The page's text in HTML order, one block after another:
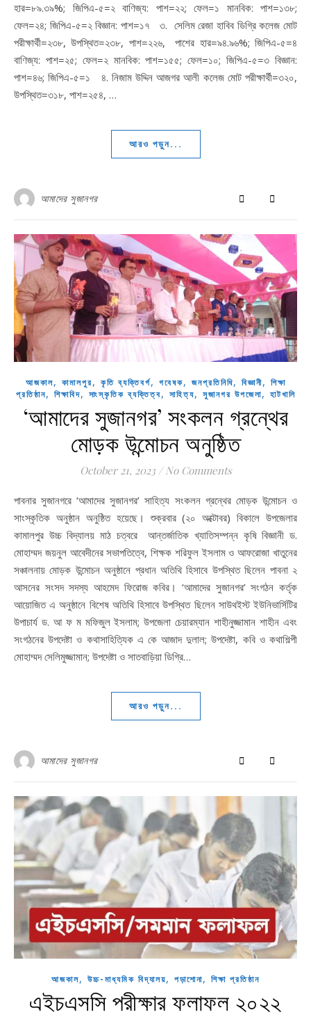
হার=৮৯.৩৯%; জিপিএ-৫=২ বাণিজ্য: পাশ=২২; ফেল=১ মানবিক: পাশ=১৩৮;
ফেল=২৪; জিপিএ-৫=২ বিজ্ঞান: পাশ=১৭ ৩. সেলিম রেজা হাবিব ডিগ্রি কলেজ মোট
পরীক্ষার্থী=২৩৮, উপস্থিত=২৩৮, পাশ=২২৬, পাশের হার=৯৪.৯৬%; জিপিএ-৫=৪
বাণিজ্য: পাশ=২৫; ফেল=২ মানবিক: পাশ=১৫৫; ফেল=১০; জিপিএ-৫=৩ বিজ্ঞান:
পাশ=৪৬; জিপিএ-৫=১ ৪. নিজাম উদ্দিন আজগর আলী কলেজ মোট পরীক্ষার্থী=৩২০,
উপস্থিত=৩১৮, পাশ=২৫৪, …
আরও পড়ুন...
আমাদের সুজানগর
আজকাল, কামালপুর, কৃতি ব্যক্তিবর্গ, গবেষক, জনপ্রতিনিধি, বিজ্ঞানী, শিক্ষা
প্রতিষ্ঠান, শিক্ষাবিদ,সাংস্কৃতিক ব্যক্তিত্ব, সাহিত্য, সুজানগর উপজেলা, হাটখালি
‘আমাদের সুজানগর’ সংকলন গ্রন্থের
মোড়ক উন্মোচন অনুষ্ঠিত
October 21, 2023 / No Comments
পাবনার সুজানগরে ‘আমাদের সুজানগর’ সাহিত্য সংকলন গ্রন্থের মোড়ক উন্মোচন ও
সাংস্কৃতিক অনুষ্ঠান অনুষ্ঠিত হয়েছে। শুক্রবার (২০ অক্টোবর) বিকালে উপজেলার
কামালপুর উচ্চ বিদ্যালয় মাঠ চত্বরে আন্তর্জাতিক খ্যাতিসম্পন্ন কৃষি বিজ্ঞানী ড.
মোহাম্মদ জয়নুল আবেদীনের সভাপতিত্বে, শিক্ষক শরিফুল ইসলাম ও আফরোজা খাতুনের
সঞ্চালনায় মোড়ক উন্মোচন অনুষ্ঠানে প্রধান অতিথি হিসাবে উপস্থিত ছিলেন পাবনা ২
আসনের সংসদ সদস্য আহমেদ ফিরোজ কবির। ‘আমাদের সুজানগর’ সংগঠন কর্তৃক
আয়োজিত এ অনুষ্ঠানে বিশেষ অতিথি হিসাবে উপস্থিত ছিলেন সাউথইস্ট ইউনিভার্সিটির
উপাচার্য ড. আ ফ ম মফিজুল ইসলাম; উপজেলা চেয়ারম্যান শাহীনুজ্জামান শাহীন এবং
সংগঠনের উপদেষ্টা ও কথাসাহিত্যিক এ কে আজাদ দুলাল; উপদেষ্টা, কবি ও কথাশিল্পী
মোহাম্মদ সেলিমুজ্জামান; উপদেষ্টা ও সাতবাড়িয়া ডিগ্রি…
আরও পড়ুন...
আমাদের সুজানগর
আজকাল, উচ্চ-মাধ্যমিক বিদ্যালয়, পড়াশোনা, শিক্ষা প্রতিষ্ঠান
এইচএসসি পরীক্ষার ফলাফল ২০২২